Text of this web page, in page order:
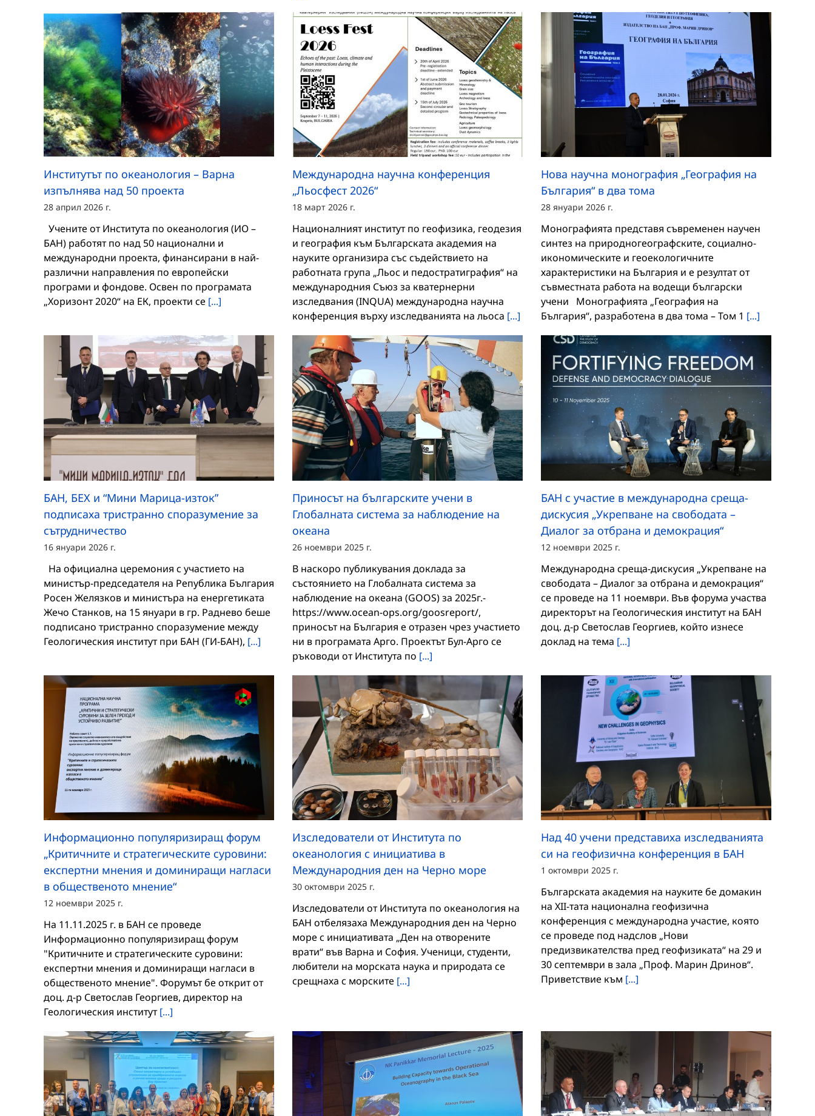
Институтът по океанология – Варна
изпълнява над 50 проекта
28 април 2026 г.
Учените от Института по океанология (ИО –
БАН) работят по над 50 национални и
международни проекта, финансирани в най-
различни направления по европейски
програми и фондове. Освен по програмата
„Хоризонт 2020“ на ЕК, проекти се [...]
Международна научна конференция
„Льосфест 2026“
18 март 2026 г.
Националният институт по геофизика, геодезия
и география към Българската академия на
науките организира със съдействието на
работната група „Льос и педостратиграфия“ на
международния Съюз за кватернерни
изследвания (INQUA) международна научна
конференция върху изследванията на льоса [...]
Нова научна монография „География на
България“ в два тома
28 януари 2026 г.
Монографията представя съвременен научен
синтез на природногеографските, социално-
икономическите и геоекологичните
характеристики на България и е резултат от
съвместната работа на водещи български
учени Монографията „География на
България“, разработена в два тома – Том 1 [...]
БАН, БЕХ и “Мини Марица-изток”
подписаха тристранно споразумение за
сътрудничество
16 януари 2026 г.
На официална церемония с участието на
министър-председателя на Република България
Росен Желязков и министъра на енергетиката
Жечо Станков, на 15 януари в гр. Раднево беше
подписано тристранно споразумение между
Геологическия институт при БАН (ГИ-БАН), [...]
Приносът на българските учени в
Глобалната система за наблюдение на
океана
26 ноември 2025 г.
В наскоро публикувания доклада за
състоянието на Глобалната система за
наблюдение на океана (GOOS) за 2025г.-
https://www.ocean-ops.org/goosreport/,
приносът на България е отразен чрез участието
ни в програмата Арго. Проектът Бул-Арго се
ръководи от Института по [...]
БАН с участие в международна среща-
дискусия „Укрепване на свободата –
Диалог за отбрана и демокрация“
12 ноември 2025 г.
Международна среща-дискусия „Укрепване на
свободата – Диалог за отбрана и демокрация“
се проведе на 11 ноември. Във форума участва
директорът на Геологическия институт на БАН
доц. д-р Светослав Георгиев, който изнесе
доклад на тема [...]
Информационно популяризиращ форум
„Критичните и стратегическите суровини:
експертни мнения и доминиращи нагласи
в общественото мнение“
12 ноември 2025 г.
На 11.11.2025 г. в БАН се проведе
Информационно популяризиращ форум
"Критичните и стратегическите суровини:
експертни мнения и доминиращи нагласи в
общественото мнение". Форумът бе открит от
доц. д-р Светослав Георгиев, директор на
Геологическия институт[...]
Изследователи от Института по
океанология с инициатива в
Международния ден на Черно море
30 октомври 2025 г.
Изследователи от Института по океанология на
БАН отбелязаха Международния ден на Черно
море с инициативата „Ден на отворените
врати“ във Варна и София. Ученици, студенти,
любители на морската наука и природата се
срещнаха с морските [...]
Над 40 учени представиха изследванията
си на геофизична конференция в БАН
1 октомври 2025 г.
Българската академия на науките бе домакин
на XII-тата национална геофизична
конференция с международна участие, която
се проведе под надслов „Нови
предизвикателства пред геофизиката“ на 29 и
30 септември в зала „Проф. Марин Дринов“.
Приветствие към [...]